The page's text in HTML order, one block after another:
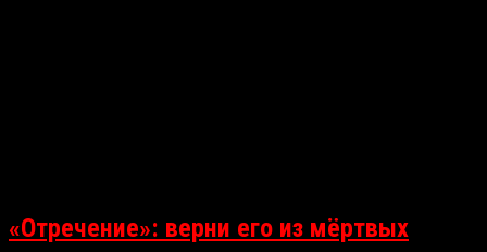
«Отречение»: верни его из мёртвых